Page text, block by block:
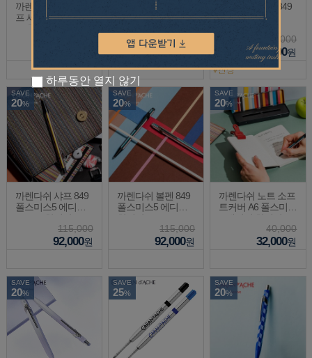
까렌다쉬 볼펜&샤
프 세트 849 호라이
까렌다쉬 볼펜 849
커스터마이징
75,000
75,000원
까렌다쉬 샤프 849
커스터마이징
75,000
75,000원
SAVE
20%
까렌다쉬 샤프 849
폴스미스5 에디션
115,000
92,000원
SAVE
20%
까렌다쉬 볼펜 849
폴스미스5 에디션
115,000
92,000원
SAVE
20%
까렌다쉬 노트 소프
트커버 A6 폴스미스
40,000
32,000원
SAVE
20%
SAVE
25%
SAVE
20%
하루동안 열지 않기